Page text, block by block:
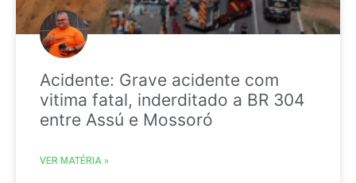
Acidente: Grave acidente com
vitima fatal, inderditado a BR 304
entre Assú e Mossoró
VER MATÉRIA »